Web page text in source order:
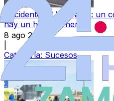
Accidente en Villaralbo: un
hay un hombre herido
8 ago 2026
Categoría: Sucesos